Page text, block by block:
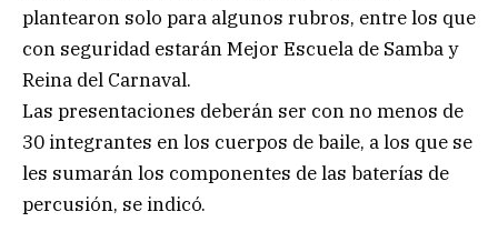
plantearon solo para algunos rubros, entre los que
con seguridad estarán Mejor Escuela de Samba y
Reina del Carnaval.
Las presentaciones deberán ser con no menos de
30 integrantes en los cuerpos de baile, a los que se
les sumarán los componentes de las baterías de
percusión, se indicó.